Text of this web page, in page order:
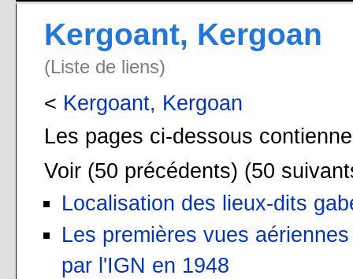
Kergoant, Kergoan
(Liste de liens)
< Kergoant, Kergoan
Les pages ci-dessous
Voir (50 précédents) (50
Localisation des lieux-dits
Les premières vues
par l'IGN en 1948